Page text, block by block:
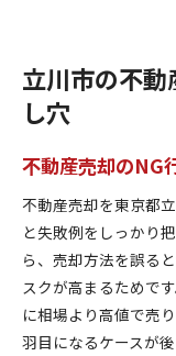
立川市の不
し穴
不動産売却のNG
不動産売却を東京都
と失敗例をしっかり
ら、売却方法を誤る
スクが高まるためで
に相場より高値で売
羽目になるケースが後